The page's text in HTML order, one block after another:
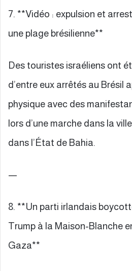
7. **Vidéo : expulsion et
une plage brésilienne**
Des touristes israéliens ont
d’entre eux arrêtés au Brésil
physique avec des
lors d’une marche dans la
dans l’État de Bahia.
—
8. **Un parti irlandais
Trump à la Maison-Blanche
Gaza**